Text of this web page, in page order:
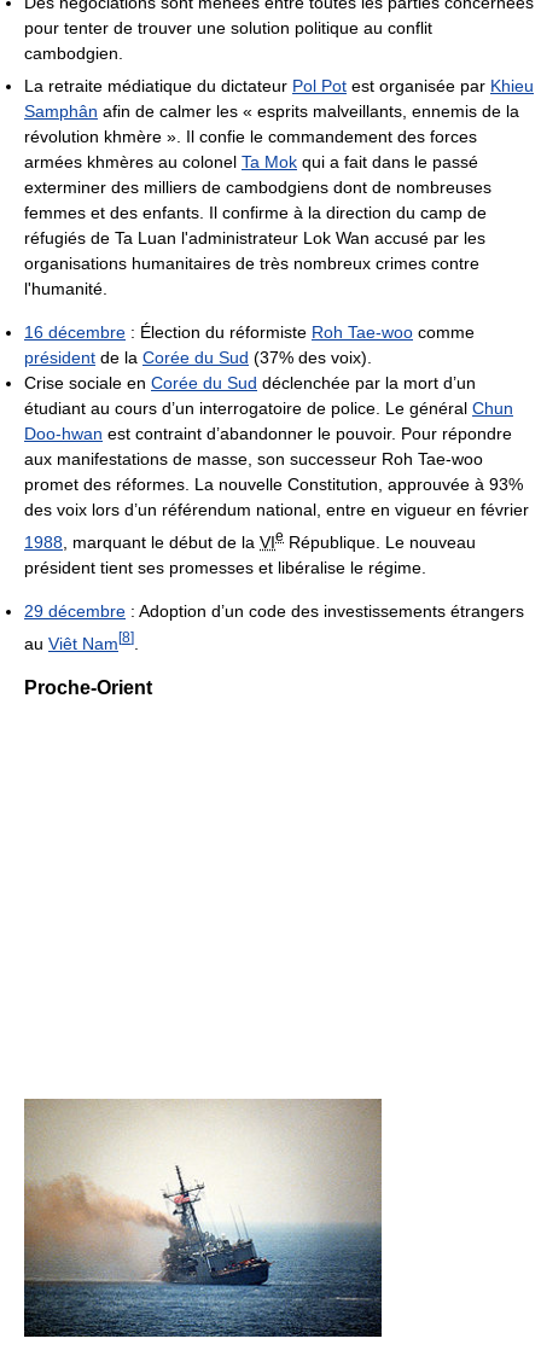
pour tenter de trouver une solution politique au conflit
cambodgien.
La retraite médiatique du dictateur Pol Pot est organisée par Khieu
Samphân afin de calmer les « esprits malveillants, ennemis de la
révolution khmère ». Il confie le commandement des forces
armées khmères au colonel Ta Mok qui a fait dans le passé
exterminer des milliers de cambodgiens dont de nombreuses
femmes et des enfants. Il confirme à la direction du camp de
réfugiés de Ta Luan l'administrateur Lok Wan accusé par les
organisations humanitaires de très nombreux crimes contre
l'humanité.
16 décembre : Élection du réformiste Roh Tae-woo comme
président de la Corée du Sud (37% des voix).
Crise sociale en Corée du Sud déclenchée par la mort d’un
étudiant au cours d’un interrogatoire de police. Le général Chun
Doo-hwan est contraint d’abandonner le pouvoir. Pour répondre
aux manifestations de masse, son successeur Roh Tae-woo
promet des réformes. La nouvelle Constitution, approuvée à 93%
des voix lors d’un référendum national, entre en vigueur en février
1988 , marquant le début de la VIe République. Le nouveau
président tient ses promesses et libéralise le régime.
29 décembre : Adoption d’un code des investissements étrangers
au Viêt Nam[8]
Proche-Orient